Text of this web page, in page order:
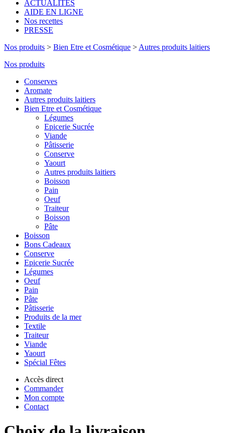
ACTUALITES
AIDE EN LIGNE
Nos recettes
PRESSE
Nos produits > Bien Etre et Cosmétique > Autres produits laitiers
Nos produits
Conserves
Aromate
Autres produits laitiers
Bien Etre et Cosmétique
Légumes
Epicerie Sucrée
Viande
Pâtisserie
Conserve
Yaourt
Autres produits laitiers
Boisson
Pain
Oeuf
Traiteur
Boisson
Pâte
Boisson
Bons Cadeaux
Conserve
Epicerie Sucrée
Légumes
Oeuf
Pain
Pâte
Pâtisserie
Produits de la mer
Textile
Traiteur
Viande
Yaourt
Spécial Fêtes
Accès direct
Commander
Mon compte
Contact